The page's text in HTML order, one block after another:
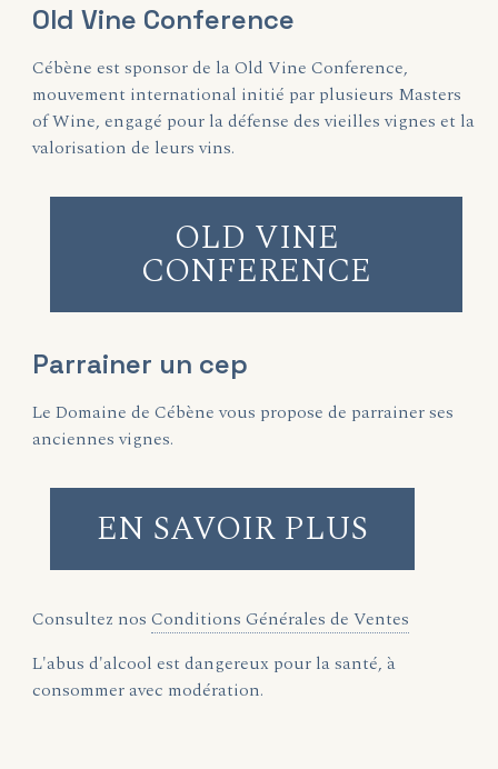
Old Vine Conference
Cébène est sponsor de la Old Vine Conference,
mouvement international initié par plusieurs Masters
of Wine, engagé pour la défense des vieilles vignes et la
valorisation de leurs vins.
OLD VINE
CONFERENCE
Parrainer un cep
Le Domaine de Cébène vous propose de parrainer ses
anciennes vignes.
EN SAVOIR PLUS
Consultez nosConditions Générales de Ventes
L'abus d'alcool est dangereux pour la santé, à
consommer avec modération.